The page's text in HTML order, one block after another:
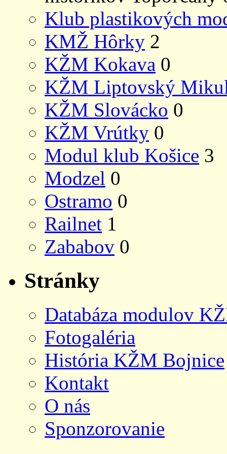
Klub plastikových
KMŽ Hôrky 2
KŽM Kokava 0
KŽM Liptovský
KŽM Slovácko 0
KŽM Vrútky 0
Modul klub Košice 3
Modzel 0
Ostramo 0
Railnet 1
Zababov 0
Stránky
Databáza modulov
Fotogaléria
História KŽM Bojnice
Kontakt
O nás
Sponzorovanie